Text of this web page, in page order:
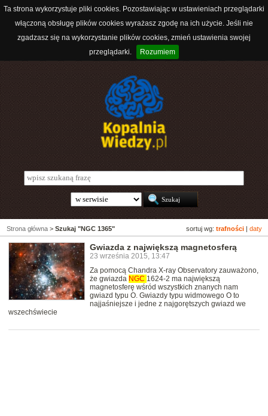
Ta strona wykorzystuje pliki cookies. Pozostawiając w ustawieniach przeglądarki
włączoną obsługę plików cookies wyrażasz zgodę na ich użycie. Jeśli nie
zgadzasz się na wykorzystanie plików cookies, zmień ustawienia swojej
przeglądarki.
Rozumiem
sortuj wg: trafności daty
Strona główna > Szukaj "NGC 1365"
Gwiazda z największą magnetosferą
23 września 2015, 13:47
Za pomocą Chandra X-ray Observatory zauważono,
że gwiazda NGC 1624-2 ma największą
magnetosferę wśród wszystkich znanych nam
gwiazd typu O. Gwiazdy typu widmowego O to
najjaśniejsze i jedne z najgorętszych gwiazd we
wszechświecie